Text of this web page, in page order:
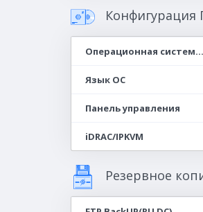
Конфигурация
Операционная система(64-bit)
Язык ОС
Панель управления
iDRAC/IPKVM
Резервное